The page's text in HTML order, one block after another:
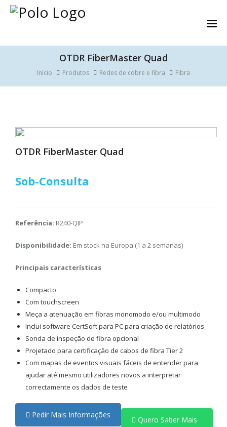
OTDR FiberMaster Quad
Início Produtos Redes de cobre e fibra Fibra
OTDR FiberMaster Quad
Sob-Consulta
Referência: R240-QIP
Disponibilidade: Em stock na Europa (1 a 2 semanas)
Principais características
Compacto
Com touchscreen
Meça a atenuação em fibras monomodo e/ou multimodo
Inclui software CertSoft para PC para criação de relatórios
Sonda de inspeção de fibra opcional
Projetado para certificação de cabos de fibra Tier 2
Com mapas de eventos visuais fáceis de entender para
ajudar até mesmo utilizadores novos a interpretar
correctamente os dados de teste
Pedir Mais Informações
Quero Saber Mais